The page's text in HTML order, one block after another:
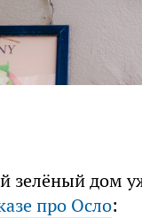
зелёный дом
про Осло: